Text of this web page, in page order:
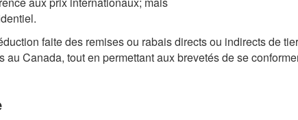
faite des remises ou rabais directs ou indirects de
Canada, tout en permettant aux brevetés de se